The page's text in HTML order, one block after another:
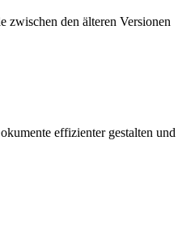
zwischen den älteren Versionen
effizienter gestalten und